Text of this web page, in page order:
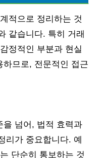
적으로 정리하는 것
같습니다. 특히 거래
정적인 부분과 현실
하므로, 전문적인 접근
을 넘어, 법적 효력과
리가 중요합니다. 예
단순히 통보하는 것